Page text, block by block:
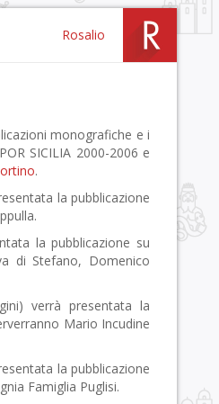
Rosalio
monografiche e i
SICILIA 2000-2006 e
.
la pubblicazione
la pubblicazione su
di Stefano, Domenico
verrà presentata la
Mario Incudine
la pubblicazione
Famiglia Puglisi.